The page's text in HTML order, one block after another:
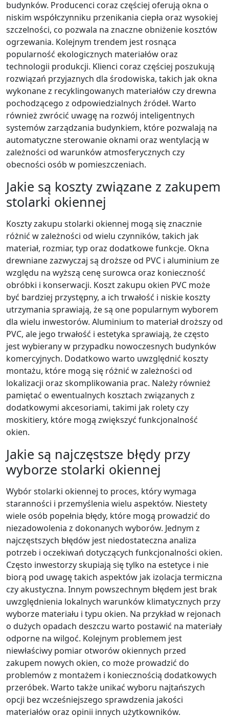
budynków. Producenci coraz częściej oferują okna o
niskim współczynniku przenikania ciepła oraz wysokiej
szczelności, co pozwala na znaczne obniżenie kosztów
ogrzewania. Kolejnym trendem jest rosnąca
popularność ekologicznych materiałów oraz
technologii produkcji. Klienci coraz częściej poszukują
rozwiązań przyjaznych dla środowiska, takich jak okna
wykonane z recyklingowanych materiałów czy drewna
pochodzącego z odpowiedzialnych źródeł. Warto
również zwrócić uwagę na rozwój inteligentnych
systemów zarządzania budynkiem, które pozwalają na
automatyczne sterowanie oknami oraz wentylacją w
zależności od warunków atmosferycznych czy
obecności osób w pomieszczeniach.
Jakie są koszty związane z zakupem
stolarki okiennej
Koszty zakupu stolarki okiennej mogą się znacznie
różnić w zależności od wielu czynników, takich jak
materiał, rozmiar, typ oraz dodatkowe funkcje. Okna
drewniane zazwyczaj są droższe od PVC i aluminium ze
względu na wyższą cenę surowca oraz konieczność
obróbki i konserwacji. Koszt zakupu okien PVC może
być bardziej przystępny, a ich trwałość i niskie koszty
utrzymania sprawiają, że są one popularnym wyborem
dla wielu inwestorów. Aluminium to materiał droższy od
PVC, ale jego trwałość i estetyka sprawiają, że często
jest wybierany w przypadku nowoczesnych budynków
komercyjnych. Dodatkowo warto uwzględnić koszty
montażu, które mogą się różnić w zależności od
lokalizacji oraz skomplikowania prac. Należy również
pamiętać o ewentualnych kosztach związanych z
dodatkowymi akcesoriami, takimi jak rolety czy
moskitiery, które mogą zwiększyć funkcjonalność
okien.
Jakie są najczęstsze błędy przy
wyborze stolarki okiennej
Wybór stolarki okiennej to proces, który wymaga
staranności i przemyślenia wielu aspektów. Niestety
wiele osób popełnia błędy, które mogą prowadzić do
niezadowolenia z dokonanych wyborów. Jednym z
najczęstszych błędów jest niedostateczna analiza
potrzeb i oczekiwań dotyczących funkcjonalności okien.
Często inwestorzy skupiają się tylko na estetyce i nie
biorą pod uwagę takich aspektów jak izolacja termiczna
czy akustyczna. Innym powszechnym błędem jest brak
uwzględnienia lokalnych warunków klimatycznych przy
wyborze materiału i typu okien. Na przykład w rejonach
o dużych opadach deszczu warto postawić na materiały
odporne na wilgoć. Kolejnym problemem jest
niewłaściwy pomiar otworów okiennych przed
zakupem nowych okien, co może prowadzić do
problemów z montażem i koniecznością dodatkowych
przeróbek. Warto także unikać wyboru najtańszych
opcji bez wcześniejszego sprawdzenia jakości
materiałów oraz opinii innych użytkowników.